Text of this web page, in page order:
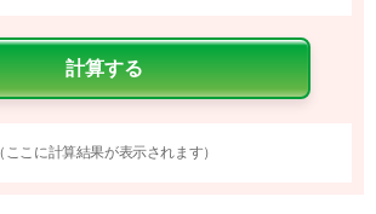
（ここに計算結果が表示されます）